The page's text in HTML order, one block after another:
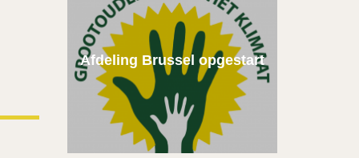
Afdeling Brussel opgestart